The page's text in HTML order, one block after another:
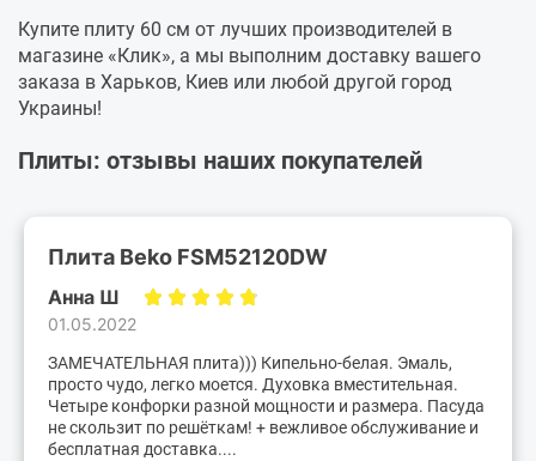
Купите плиту 60 см от лучших производителей в
магазине «Клик», а мы выполним доставку вашего
заказа в Харьков, Киев или любой другой город
Украины!
Плиты: отзывы наших покупателей
Плита Beko FSM52120DW
Анна Ш
01.05.2022
ЗАМЕЧАТЕЛЬНАЯ плита))) Кипельно-белая. Эмаль,
просто чудо, легко моется. Духовка вместительная.
Четыре конфорки разной мощности и размера. Пасуда
не скользит по решёткам! + вежливое обслуживание и
бесплатная доставка....